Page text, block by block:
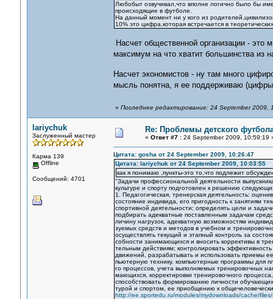
Любобыт озвучивал,что вполне логично было бы
происходящие в футболе.
На данный момент ни у кого из
10% это цифра,которая встречается в
Насчет общественной организации -
максимум на что хватит большинства
Насчет экономистов - ну там много
мысль понятна, я ее поддерживаю
« Последнее редактирование: 24 September 2009,
lariychuk
Заслуженный мастер
Карма 139
Offline
Сообщений: 4701
Re: Проблемы детского
« Ответ #7 :24 September 2009, 10:59:19
Цитата: gosha от 24 September 2009, 10:26:47
Цитата: lariychuk от 24 September 2009, 10:03:55
как я понимаю ,пункты-это то,что подлежит
"Задачи профессиональной деятельности
культуре и спорту подготовлен к решению
1. Педагогическая, тренерская деятельность:
состояние индивида, его пригодность к занятиям
спортивной деятельности; определять цели и
подбирать адекватные поставленным задачам
личину нагрузок, адекватную возможностям
зуемых средств и методов в учебном и
осуществлять текущий и этапный контроль за
собности занимающихся и вносить коррективы в
тельным действиям; контролировать эффективность
движений, разрабатывать и использовать приемы
пьютерную технику, компьютерные программы для
го процессов, учета выполняемых тренировочных
мающихся, корректировки тренировочного
способствовать формированию личности
турой и спортом, ее приобщению к
http://ee.sportedu.ru/modules/mydownloads/cache/